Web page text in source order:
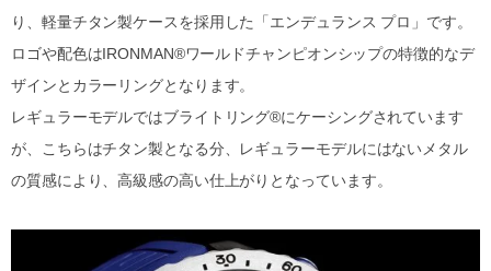
り、軽量チタン製ケースを採用した「エンデュランス プロ」です。
ロゴや配色はIRONMAN®ワールドチャンピオンシップの特徴的なデ
ザインとカラーリングとなります。
レギュラーモデルではブライトリング®にケーシングされています
が、こちらはチタン製となる分、レギュラーモデルにはないメタル
の質感により、高級感の高い仕上がりとなっています。